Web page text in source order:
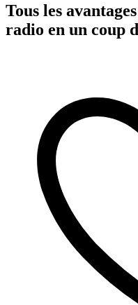
Tous les
radio en un coup